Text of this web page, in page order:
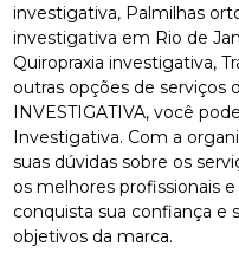
investigativa, Palmilhas
investigativa em Rio de
Quiropraxia investigativa,
outras opções de serviços
INVESTIGATIVA, você
Investigativa. Com a
suas dúvidas sobre os
os melhores profissionais
conquista sua confiança e
objetivos da marca.